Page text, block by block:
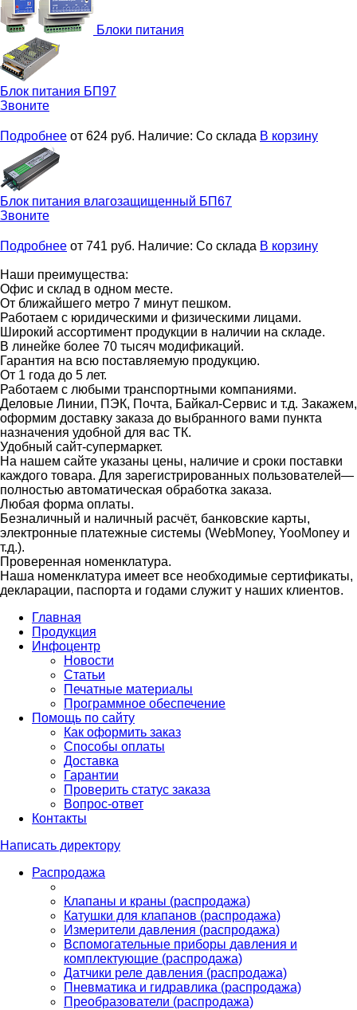
Блоки питания
Блок питания БП97
Звоните
Подробнее от 624 руб. Наличие: Со склада В корзину
Блок питания влагозащищенный БП67
Звоните
Подробнее от 741 руб. Наличие: Со склада В корзину
Наши преимущества:
Офис и склад в одном месте.
От ближайшего метро 7 минут пешком.
Работаем с юридическими и физическими лицами.
Широкий ассортимент продукции в наличии на складе.
В линейке более 70 тысяч модификаций.
Гарантия на всю поставляемую продукцию.
От 1 года до 5 лет.
Работаем с любыми транспортными компаниями.
Деловые Линии, ПЭК, Почта, Байкал-Сервис и т.д. Закажем,
оформим доставку заказа до выбранного вами пункта
назначения удобной для вас ТК.
Удобный сайт-супермаркет.
На нашем сайте указаны цены, наличие и сроки поставки
каждого товара. Для зарегистрированных пользователей—
полностью автоматическая обработка заказа.
Любая форма оплаты.
Безналичный и наличный расчёт, банковские карты,
электронные платежные системы (WebMoney, YooMoney и
т.д.).
Проверенная номенклатура.
Наша номенклатура имеет все необходимые сертификаты,
декларации, паспорта и годами служит у наших клиентов.
Главная
Продукция
Инфоцентр
Новости
Статьи
Печатные материалы
Программное обеспечение
Помощь по сайту
Как оформить заказ
Способы оплаты
Доставка
Гарантии
Проверить статус заказа
Вопрос-ответ
Контакты
Написать директору
Распродажа
Клапаны и краны (распродажа)
Катушки для клапанов (распродажа)
Измерители давления (распродажа)
Вспомогательные приборы давления и
комплектующие (распродажа)
Датчики реле давления (распродажа)
Пневматика и гидравлика (распродажа)
Преобразователи (распродажа)